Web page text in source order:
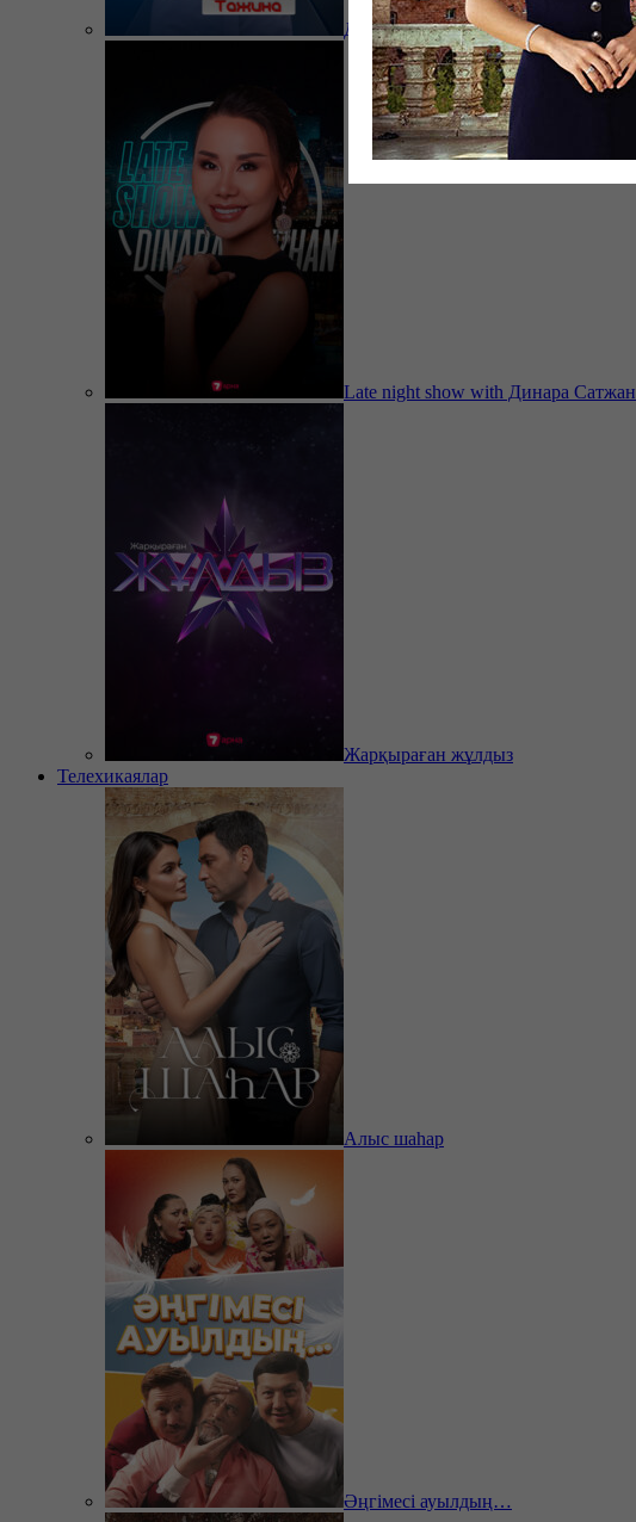
Доктор Тажина
Late night show with Динара Сатжан
Жарқыраған жұлдыз
Телехикаялар
Алыс шаһар
Әңгімесі ауылдың…